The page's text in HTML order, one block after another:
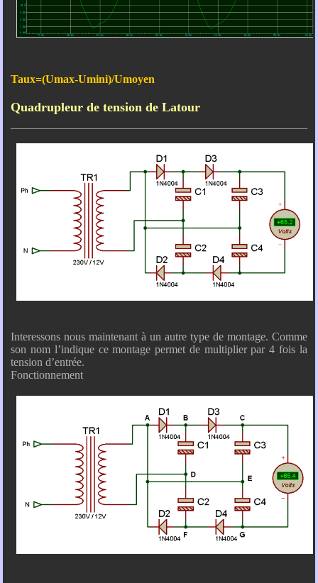
Taux=(Umax-Umini)/Umoyen
Quadrupleur de tension de Latour
Interessons nous maintenant à un autre type de montage. Comme
son nom l’indique ce montage permet de multiplier par 4 fois la
tension d’entrée.
Fonctionnement